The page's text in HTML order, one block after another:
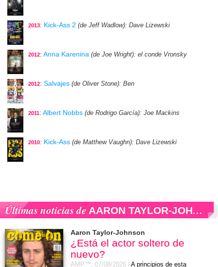
2013: Kick-Ass 2 (de Jeff Wadlow): Dave Lizewski
2012: Anna Karenina (de Joe Wright): el conde Vronsky
2012: Salvajes (de Oliver Stone): Ben
2011: Albert Nobbs (de Rodrigo García): Joe Mackins
2010: Kick-Ass (de Matthew Vaughn): Dave Lizewski
Últimas noticias de AARON TAYLOR-JOHNSON
Aaron Taylor-Johnson
¿Está el actor soltero de
nuevo?
AMP™, 07/08/2026 A principios de esta